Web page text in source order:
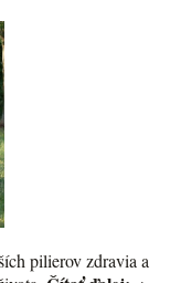
pilierov zdravia a